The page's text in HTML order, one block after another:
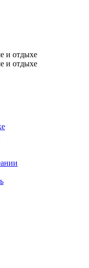
и отдыхе
и отдыхе